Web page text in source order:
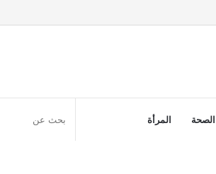
الصحة المرأة